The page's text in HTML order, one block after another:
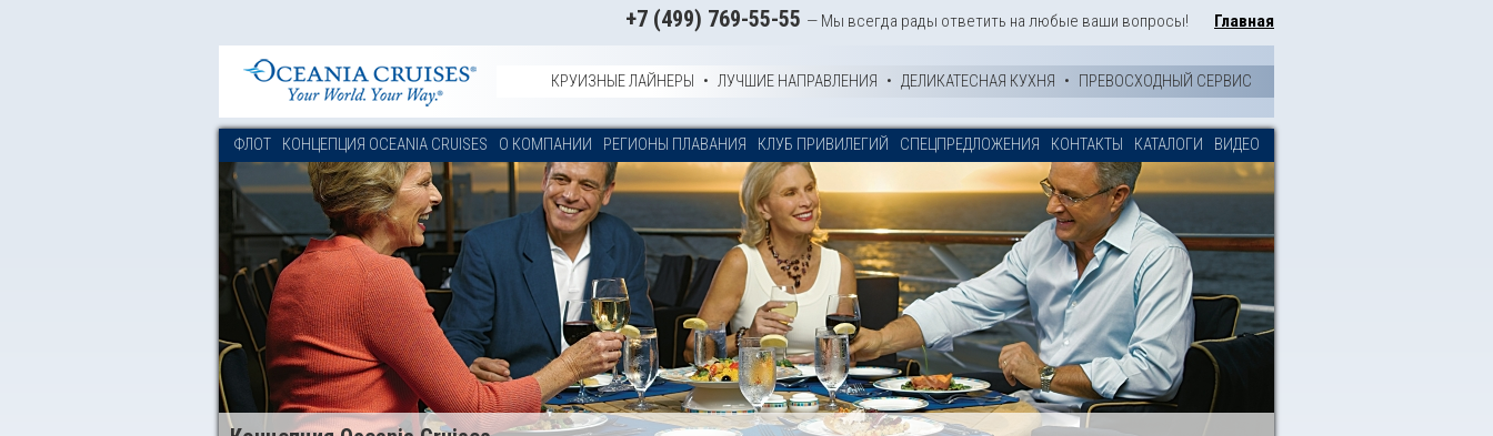
+7 (499) 769-55-55 — Мы всегда рады ответить на любые ваши вопросы! Главная
КРУИЗНЫЕ ЛАЙНЕРЫ • ЛУЧШИЕ НАПРАВЛЕНИЯ • ДЕЛИКАТЕСНАЯ КУХНЯ • ПРЕВОСХОДНЫЙ СЕРВИС
ФЛОТ КОНЦЕПЦИЯ OCEANIA CRUISES О КОМПАНИИ РЕГИОНЫ ПЛАВАНИЯ КЛУБ ПРИВИЛЕГИЙ СПЕЦПРЕДЛОЖЕНИЯ КОНТАКТЫ КАТАЛОГИ ВИДЕО